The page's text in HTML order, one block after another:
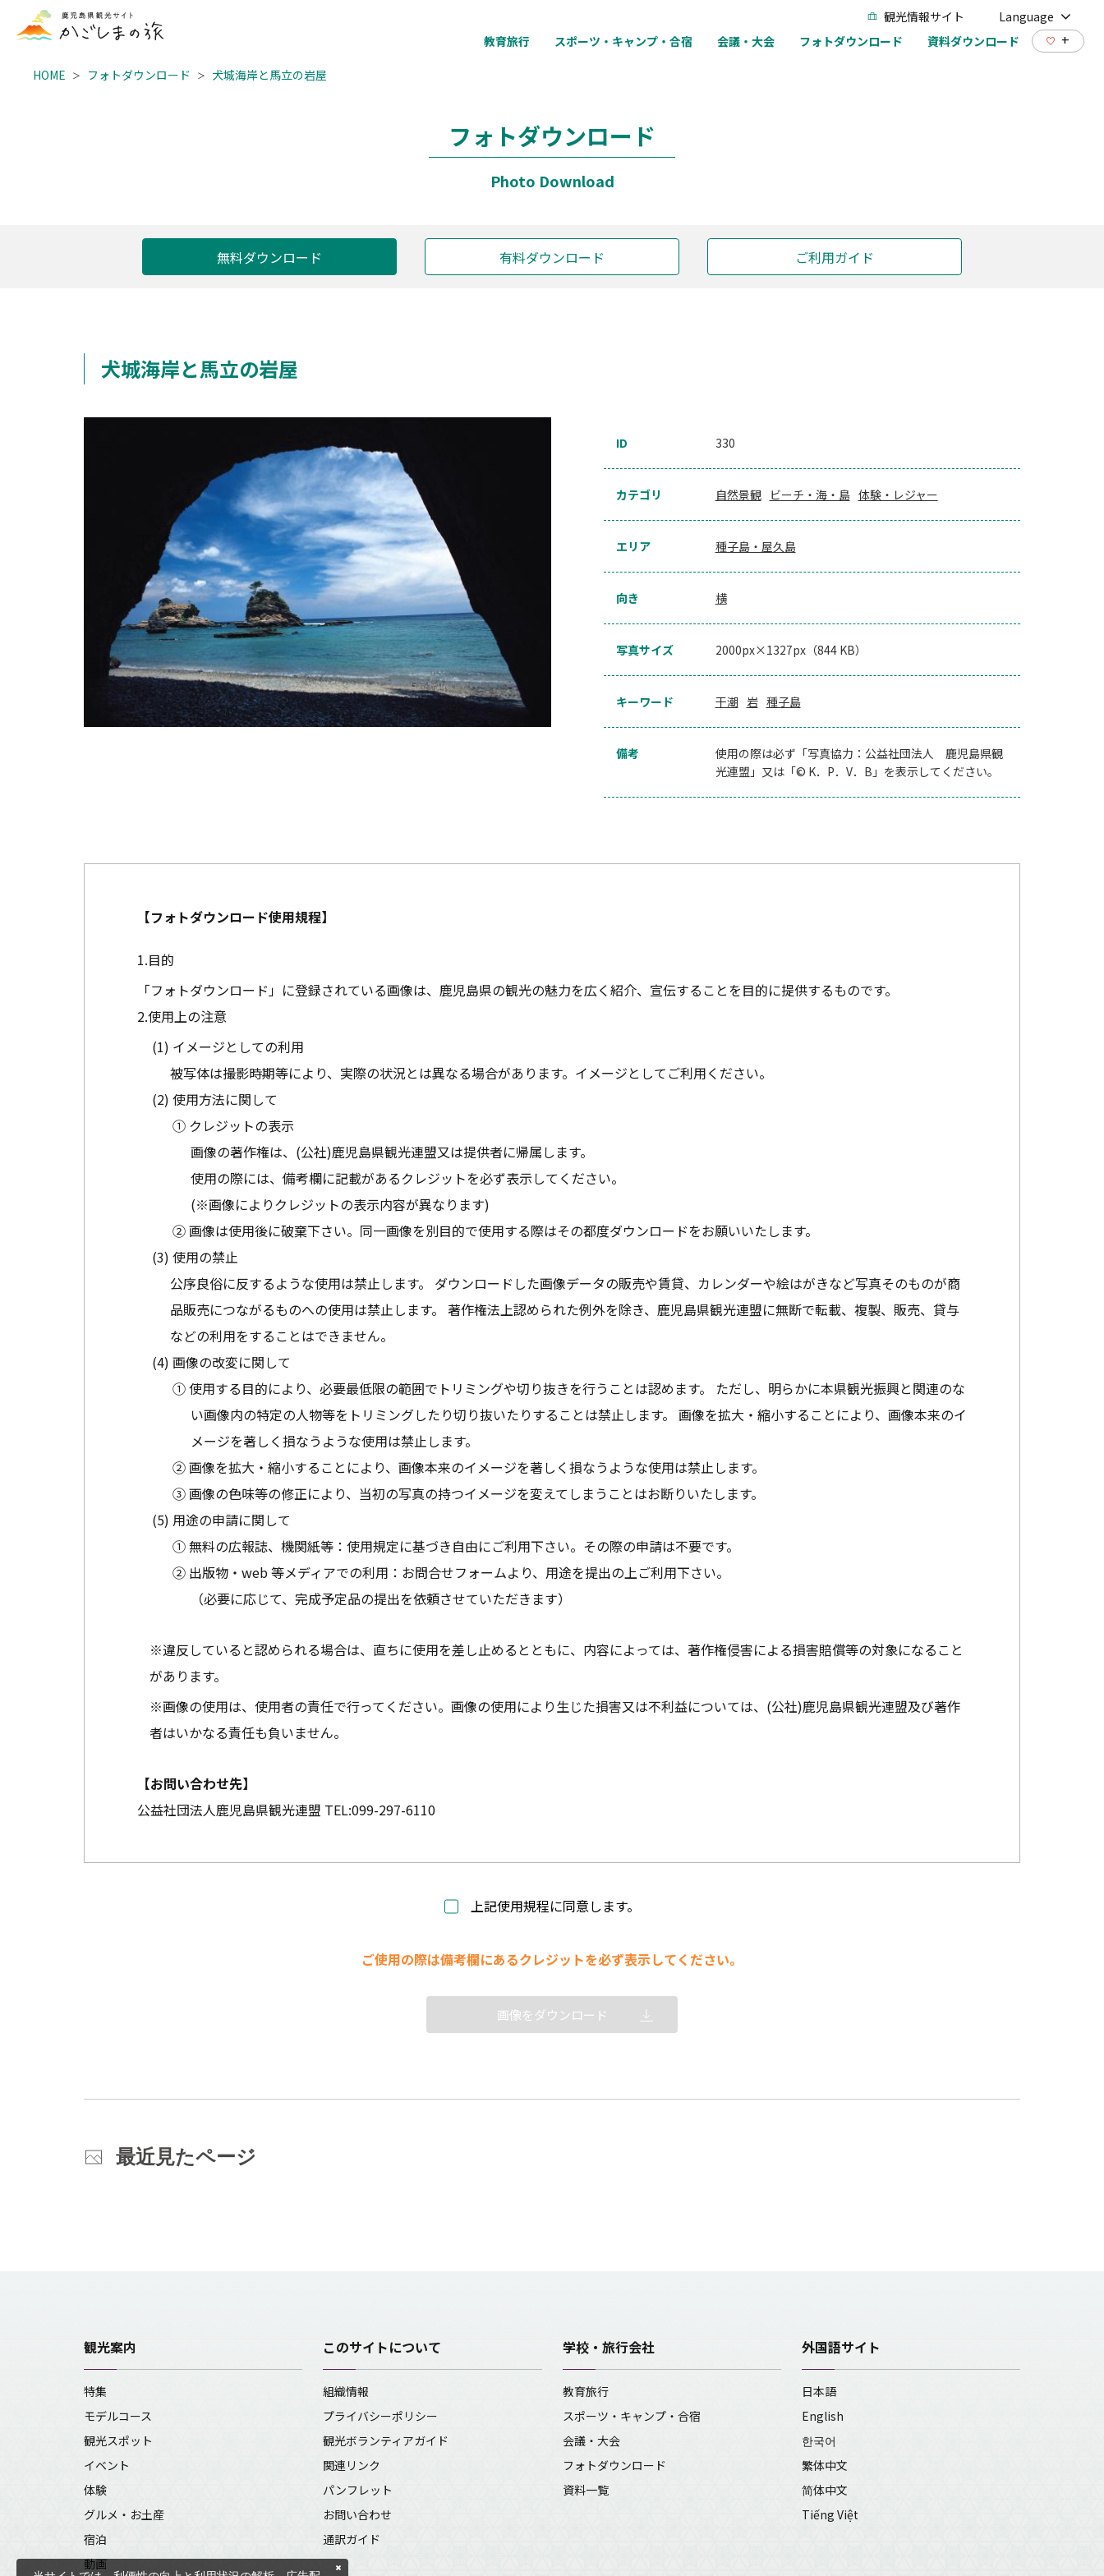
観光情報サイト
Language
教育旅行
スポーツ・キャンプ・合宿 会議・大会 フォトダウンロード 資料ダウンロード +
HOME フォトダウンロード 犬城海岸と馬立の岩屋
フォトダウンロード
Photo Download
無料ダウンロード 有料ダウンロード ご利用ガイド
犬城海岸と馬立の岩屋
ID 330
カテゴリ 自然景観 ビーチ・海・島 体験・レジャー
エリア 種子島・屋久島
向き 横
写真サイズ 2000px×1327px（844 KB）
キーワード 干潮 岩 種子島
備考
使用の際は必ず「写真協力：公益社団法人 鹿児島県観
光連盟」又は「© K．P．V．B」を表示してください。
【フォトダウンロード使用規程】
目的
「フォトダウンロード」に登録されている画像は、鹿児島県の観光の魅力を広く紹介、宣伝することを目的に提供するものです。
使用上の注意
イメージとしての利用
被写体は撮影時期等により、実際の状況とは異なる場合があります。イメージとしてご利用ください。
使用方法に関して
① クレジットの表示
画像の著作権は、(公社)鹿児島県観光連盟又は提供者に帰属します。
使用の際には、備考欄に記載があるクレジットを必ず表示してください。
(※画像によりクレジットの表示内容が異なります)
② 画像は使用後に破棄下さい。同一画像を別目的で使用する際はその都度ダウンロードをお願いいたします。
使用の禁止
公序良俗に反するような使用は禁止します。 ダウンロードした画像データの販売や賃貸、カレンダーや絵はがきなど写真そのものが商
品販売につながるものへの使用は禁止します。 著作権法上認められた例外を除き、鹿児島県観光連盟に無断で転載、複製、販売、貸与
などの利用をすることはできません。
画像の改変に関して
① 使用する目的により、必要最低限の範囲でトリミングや切り抜きを行うことは認めます。 ただし、明らかに本県観光振興と関連のな
い画像内の特定の人物等をトリミングしたり切り抜いたりすることは禁止します。 画像を拡大・縮小することにより、画像本来のイ
メージを著しく損なうような使用は禁止します。
② 画像を拡大・縮小することにより、画像本来のイメージを著しく損なうような使用は禁止します。
③ 画像の色味等の修正により、当初の写真の持つイメージを変えてしまうことはお断りいたします。
用途の申請に関して
① 無料の広報誌、機関紙等：使用規定に基づき自由にご利用下さい。その際の申請は不要です。
② 出版物・web 等メディアでの利用：お問合せフォームより、用途を提出の上ご利用下さい。
（必要に応じて、完成予定品の提出を依頼させていただきます）
※違反していると認められる場合は、直ちに使用を差し止めるとともに、内容によっては、著作権侵害による損害賠償等の対象になること
があります。
※画像の使用は、使用者の責任で行ってください。画像の使用により生じた損害又は不利益については、(公社)鹿児島県観光連盟及び著作
者はいかなる責任も負いません。
【お問い合わせ先】
公益社団法人鹿児島県観光連盟 TEL:099-297-6110
上記使用規程に同意します。
ご使用の際は備考欄にあるクレジットを必ず表示してください。
画像をダウンロード
最近見たページ
観光案内
特集
モデルコース
観光スポット
イベント
体験
グルメ・お土産
宿泊
動画
このサイトについて
組織情報
プライバシーポリシー
観光ボランティアガイド
関連リンク
パンフレット
お問い合わせ
通訳ガイド
学校・旅行会社
教育旅行
スポーツ・キャンプ・合宿
会議・大会
フォトダウンロード
資料一覧
外国語サイト
日本語
English
한국어
繁体中文
简体中文
Tiếng Việt